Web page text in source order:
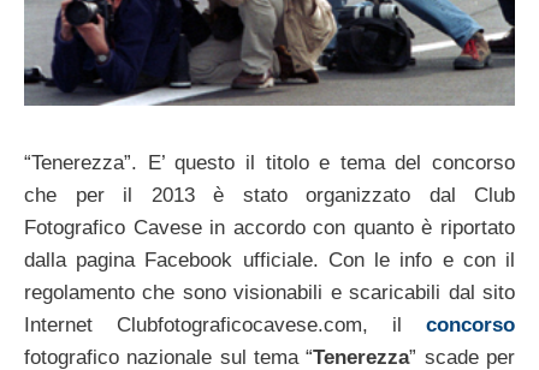
“Tenerezza”. E’ questo il titolo e tema del concorso
che per il 2013 è stato organizzato dal Club
Fotografico Cavese in accordo con quanto è riportato
dalla pagina Facebook ufficiale. Con le info e con il
regolamento che sono visionabili e scaricabili dal sito
Internet Clubfotograficocavese.com, il concorso
fotografico nazionale sul tema “Tenerezza” scade per